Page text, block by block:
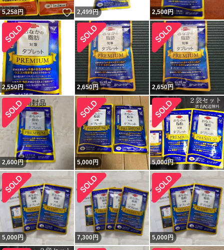
5,258円 いいね！
2,499円 2,500円
2,550円 2,650円 2,650円
2,600円 5,000円 5,000円
5,000円 7,300円 5,000円